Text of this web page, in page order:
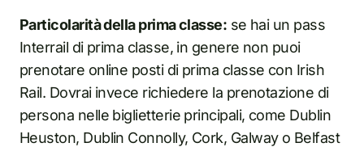
Particolarità della prima classe: se hai un pass
Interrail di prima classe, in genere non puoi
prenotare online posti di prima classe con Irish
Rail. Dovrai invece richiedere la prenotazione di
persona nelle biglietterie principali, come Dublin
Heuston, Dublin Connolly, Cork, Galway o Belfast